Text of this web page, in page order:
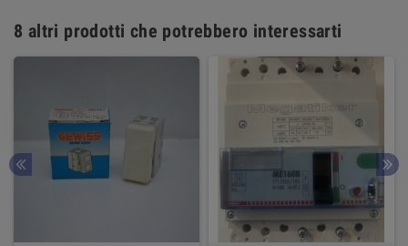
8 altri prodotti che potrebbero interessarti